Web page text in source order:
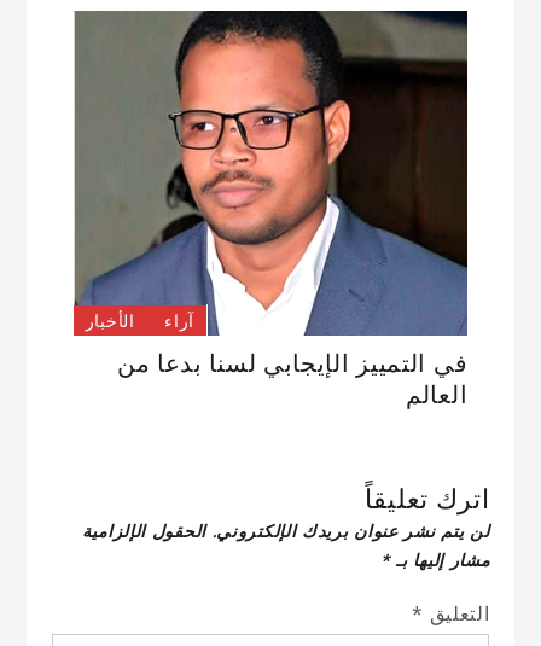
آراء الأخبار
في التمييز الإيجابي لسنا بدعا من
العالم
اترك تعليقاً
لن يتم نشر عنوان بريدك الإلكتروني. الحقول الإلزامية
مشار إليها بـ*
التعليق *